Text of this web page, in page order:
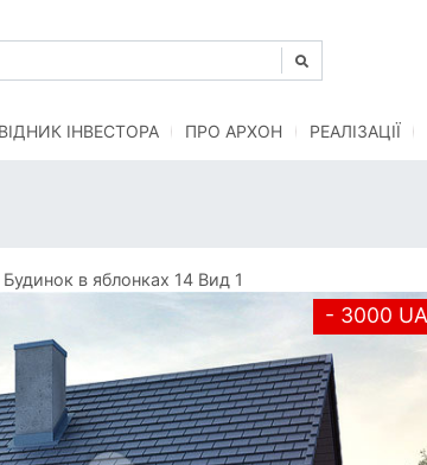
ІНВЕСТОРА ПРО АРХОН РЕАЛІЗАЦІЇ
в яблонках 14 Вид 1
- 3000